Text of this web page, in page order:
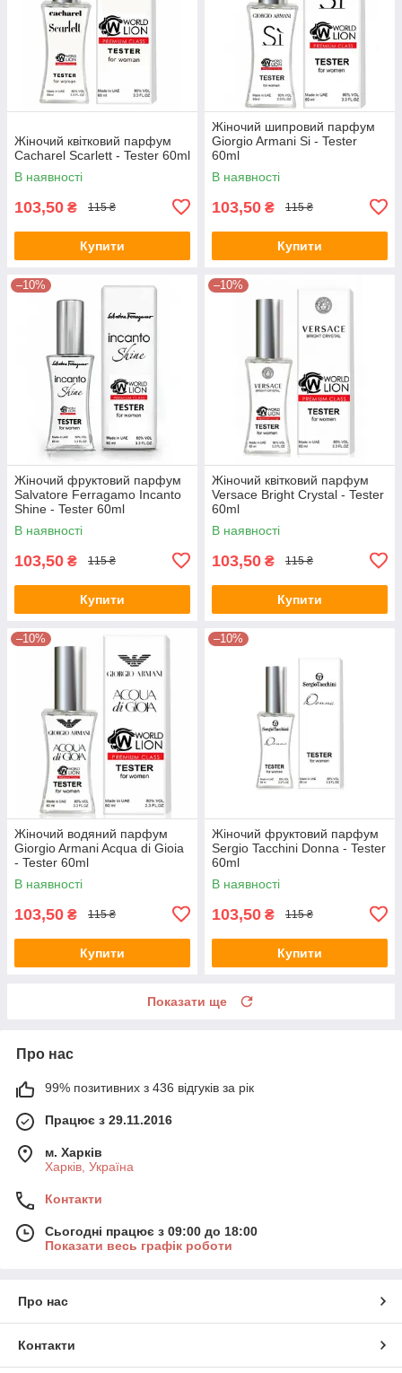
Жіночий квітковий парфум
Cacharel Scarlett - Tester 60ml
В наявності
103,50 ₴ 115 ₴
Купити
Жіночий шипровий парфум
Giorgio Armani Si - Tester
60ml
В наявності
103,50 ₴ 115 ₴
Купити
–10%
Жіночий фруктовий парфум
Salvatore Ferragamo Incanto
Shine - Tester 60ml
В наявності
103,50 ₴ 115 ₴
Купити
–10%
Жіночий квітковий парфум
Versace Bright Crystal - Tester
60ml
В наявності
103,50 ₴ 115 ₴
Купити
–10%
Жіночий водяний парфум
Giorgio Armani Acqua di Gioia
- Tester 60ml
В наявності
103,50 ₴ 115 ₴
Купити
–10%
Жіночий фруктовий парфум
Sergio Tacchini Donna - Tester
60ml
В наявності
103,50 ₴ 115 ₴
Купити
Показати ще
Про нас
99% позитивних з 436 відгуків за рік
Працює з 29.11.2016
м. Харків
Харків, Україна
Контакти
Сьогодні працює з 09:00 до 18:00
Показати весь графік роботи
Про нас
Контакти